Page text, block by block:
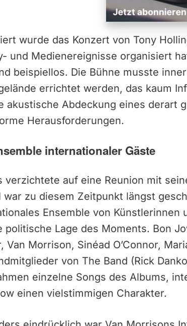
wurde das Konzert von Tony
und Medienereignisse organisiert
beispiellos. Die Bühne musste
errichtet werden, das kaum
akustische Abdeckung eines derart
Herausforderungen.
internationaler Gäste
verzichtete auf eine Reunion mit
war zu diesem Zeitpunkt längst
Ensemble von
politische Lage des Moments. Bon
Van Morrison, Sinéad O’Connor,
von The Band (Rick
einzelne Songs des Albums,
einen vielstimmigen Charakter.